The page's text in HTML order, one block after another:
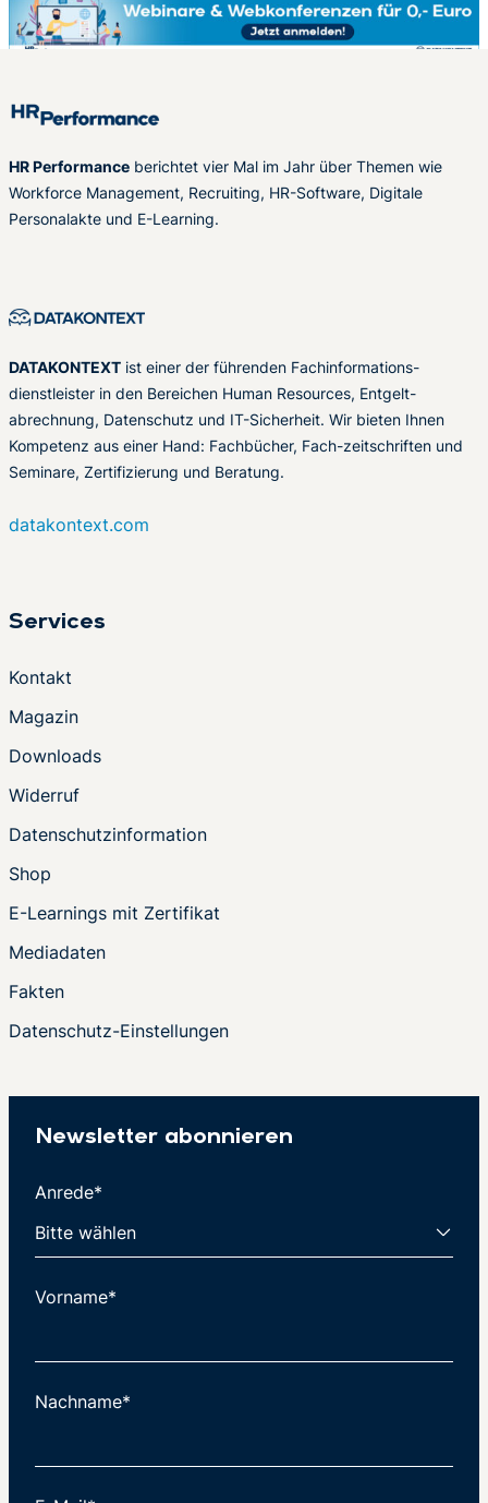
HR Performance berichtet vier Mal im Jahr über Themen wie
Workforce Management, Recruiting, HR-Software, Digitale
Personalakte und E-Learning.
DATAKONTEXT ist einer der führenden Fachinformations-
dienstleister in den Bereichen Human Resources, Entgelt-
abrechnung, Datenschutz und IT-Sicherheit. Wir bieten Ihnen
Kompetenz aus einer Hand: Fachbücher, Fach-zeitschriften und
Seminare, Zertifizierung und Beratung.
datakontext.com
Services
Kontakt
Magazin
Downloads
Widerruf
Datenschutzinformation
Shop
E-Learnings mit Zertifikat
Mediadaten
Fakten
Datenschutz-Einstellungen
Newsletter abonnieren
Anrede*
Vorname*
Nachname*